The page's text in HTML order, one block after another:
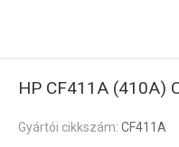
HP CF411A (410A)
Gyártói cikkszám: CF411A